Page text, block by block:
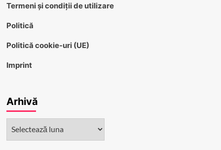
Termeni și condiții de utilizare
Politică
Politică cookie-uri (UE)
Imprint
Arhivă